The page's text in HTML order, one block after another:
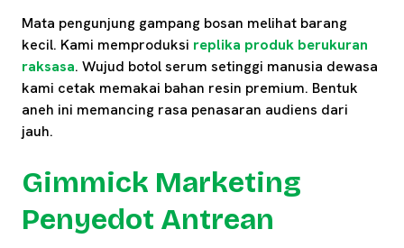
Mata pengunjung gampang bosan melihat barang
kecil. Kami memproduksi replika produk berukuran
raksasa. Wujud botol serum setinggi manusia dewasa
kami cetak memakai bahan resin premium. Bentuk
aneh ini memancing rasa penasaran audiens dari
jauh.
Gimmick Marketing
Penyedot Antrean